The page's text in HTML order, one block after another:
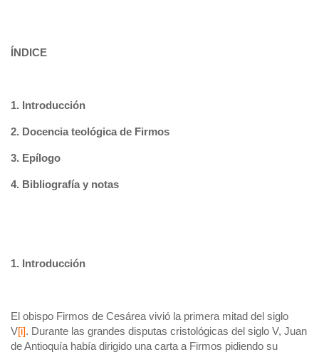
ÍNDICE
1. Introducción
2. Docencia teológica de Firmos
3. Epílogo
4. Bibliografía y notas
1. Introducción
El obispo Firmos de Cesárea vivió la primera mitad del siglo
V[i]. Durante las grandes disputas cristológicas del siglo V, Juan
de Antioquía había dirigido una carta a Firmos pidiendo su